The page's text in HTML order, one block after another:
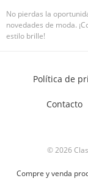
No pierdas la
novedades de moda.
estilo brille!
© 2026
Política de
Contacto
Compre y venda